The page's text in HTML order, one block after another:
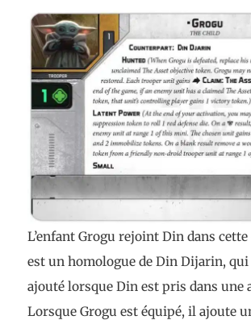
L’enfant Grogu rejoint Din dans
est un homologue de Din Dijarin,
ajouté lorsque Din est pris dans une
Lorsque Grogu est équipé, il ajoute